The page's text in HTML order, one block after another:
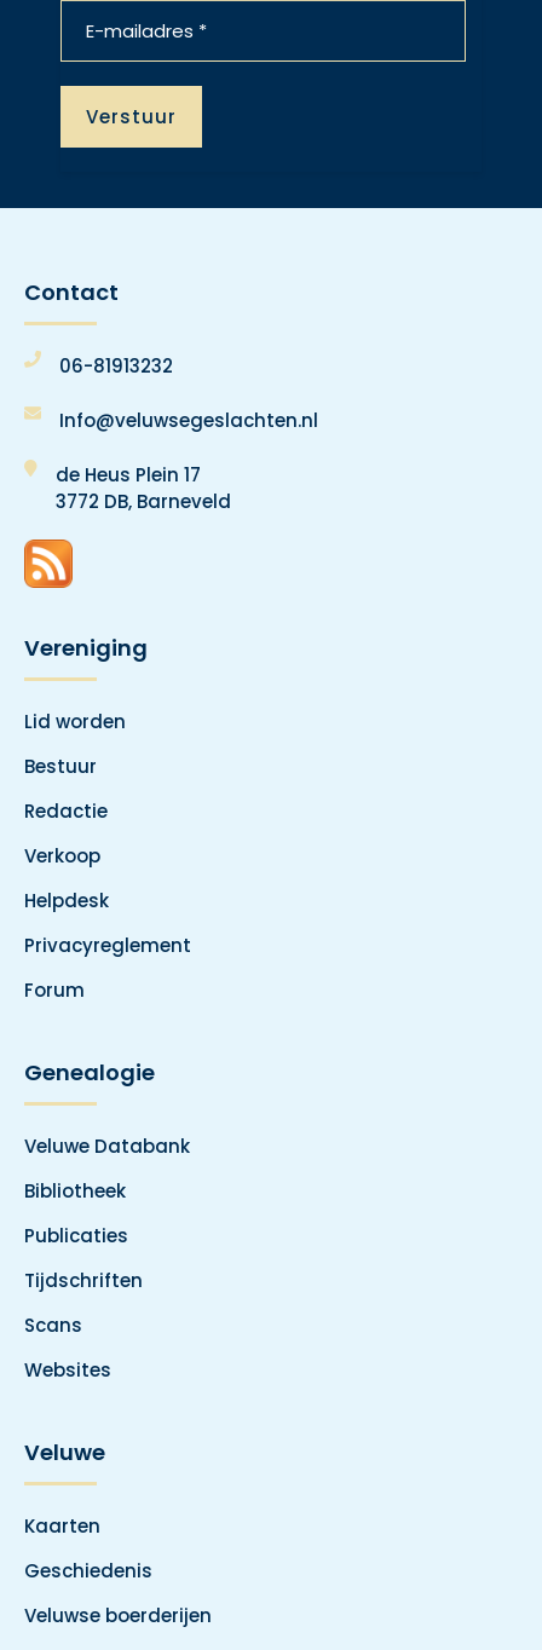
Contact
06-81913232
Info@veluwsegeslachten.nl
de Heus Plein 17
3772 DB, Barneveld
Vereniging
Lid worden
Bestuur
Redactie
Verkoop
Helpdesk
Privacyreglement
Forum
Genealogie
Veluwe Databank
Bibliotheek
Publicaties
Tijdschriften
Scans
Websites
Veluwe
Kaarten
Geschiedenis
Veluwse boerderijen